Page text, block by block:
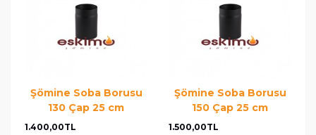
Şömine Soba Borusu
130 Çap 25 cm
1.400,00TL
Şömine Soba Borusu
150 Çap 25 cm
1.500,00TL